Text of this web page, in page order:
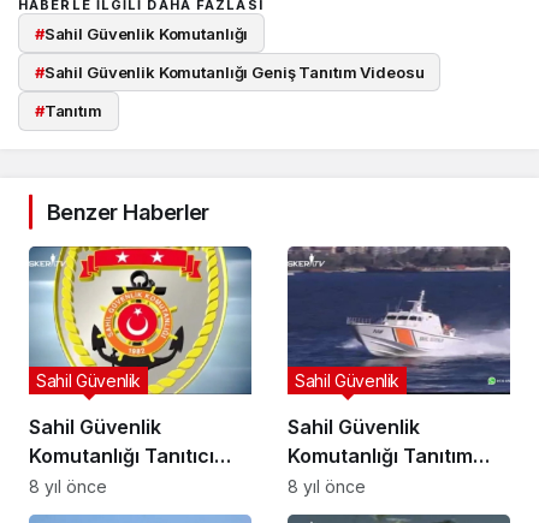
HABERLE ILGILI DAHA FAZLASI
#Sahil Güvenlik Komutanlığı
#Sahil Güvenlik Komutanlığı Geniş Tanıtım Videosu
#Tanıtım
Benzer Haberler
Sahil Güvenlik
Komutanlığı Tanıtıcı
Video 1
Sahil Güvenlik
8 yıl önce
Sahil Güvenlik
Komutanlığı Tanıtım
Videosu
Sahil Güvenlik
8 yıl önce